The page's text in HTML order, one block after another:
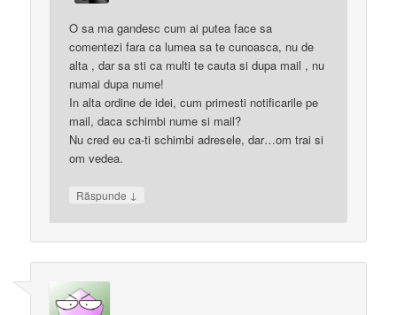
O sa ma gandesc cum ai putea face sa
comentezi fara ca lumea sa te cunoasca, nu de
alta , dar sa sti ca multi te cauta si dupa mail , nu
numai dupa nume!
In alta ordine de idei, cum primesti notificarile pe
mail, daca schimbi nume si mail?
Nu cred eu ca-ti schimbi adresele, dar…om trai si
om vedea.
Răspunde ↓